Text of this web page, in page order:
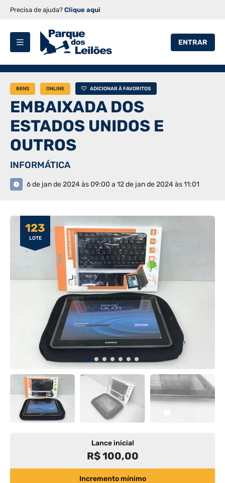
Precisa de ajuda? Clique aqui
ENTRAR
BENS ONLINE ADICIONAR À FAVORITOS
EMBAIXADA DOS
ESTADOS UNIDOS E
OUTROS
INFORMÁTICA
6 de jan de 2024 às 09:00 a 12 de jan de 2024 às 11:01
123
LOTE
Lance inicial
R$ 100,00
Incremento mínimo